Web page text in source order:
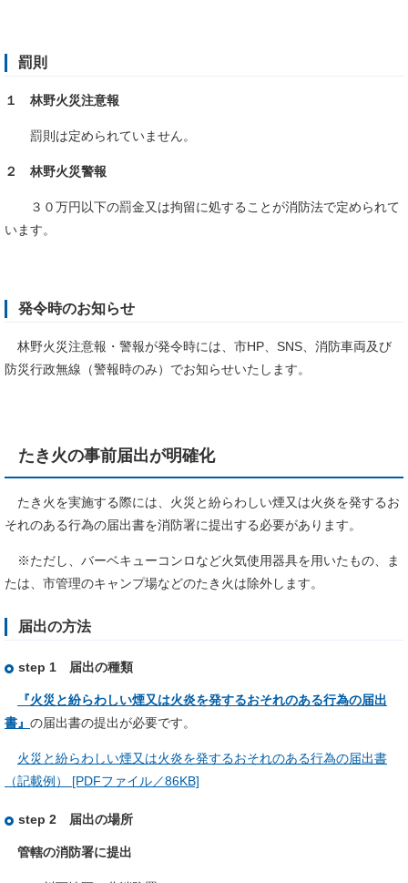
罰則
１ 林野火災注意報
罰則は定められていません。
２ 林野火災警報
３０万円以下の罰金又は拘留に処することが消防法で定められて
います。
発令時のお知らせ
林野火災注意報・警報が発令時には、市HP、SNS、消防車両及び
防災行政無線（警報時のみ）でお知らせいたします。
たき火の事前届出が明確化
たき火を実施する際には、火災と紛らわしい煙又は火炎を発するお
それのある行為の届出書を消防署に提出する必要があります。
※ただし、バーベキューコンロなど火気使用器具を用いたもの、ま
たは、市管理のキャンプ場などのたき火は除外します。
届出の方法
step 1 届出の種類
『火災と紛らわしい煙又は火炎を発するおそれのある行為の届出
書』 の届出書​の提出が必要です。
火災と紛らわしい煙又は火炎を発するおそれのある行為の届出書
（記載例） [PDFファイル／86KB]
step 2 届出の場所
管轄の消防署に提出